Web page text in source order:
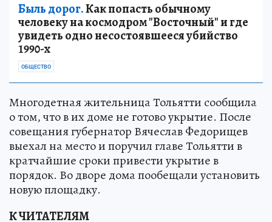
Быль дорог.Как попасть обычному
человеку на космодром "Восточный" и где
увидеть одно несостоявшееся убийство
1990-х
ОБЩЕСТВО
Многодетная жительница Тольятти сообщила
о том, что в их доме не готово укрытие. После
совещания губернатор Вячеслав Федорищев
выехал на место и поручил главе Тольятти в
кратчайшие сроки привести укрытие в
порядок. Во дворе дома пообещали установить
новую площадку.
К ЧИТАТЕЛЯМ